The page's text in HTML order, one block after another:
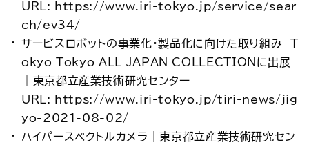
URL: https://www.iri-tokyo.jp/service/sear
ch/ev34/
サービスロボットの事業化・製品化に向けた取り組み T
okyo Tokyo ALL JAPAN COLLECTIONに出展
｜東京都立産業技術研究センター
URL: https://www.iri-tokyo.jp/tiri-news/jig
yo-2021-08-02/
ハイパースペクトルカメラ｜東京都立産業技術研究セン